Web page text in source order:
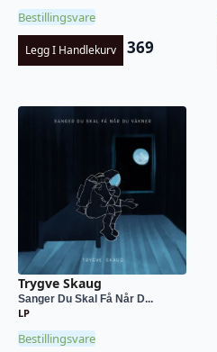
Bestillingsvare
Legg I Handlekurv 369
Trygve Skaug
Sanger Du Skal Få Når D...
LP
Bestillingsvare